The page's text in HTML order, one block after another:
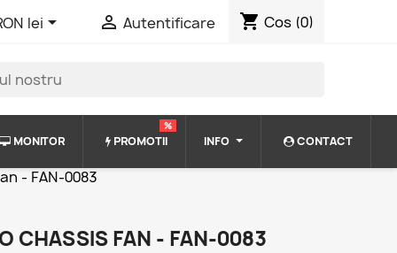
lei  Autentificare shopping_cart Cos (0)
MONITOR PROMOTII
%
INFO CONTACT
- FAN-0083
CHASSIS FAN - FAN-0083